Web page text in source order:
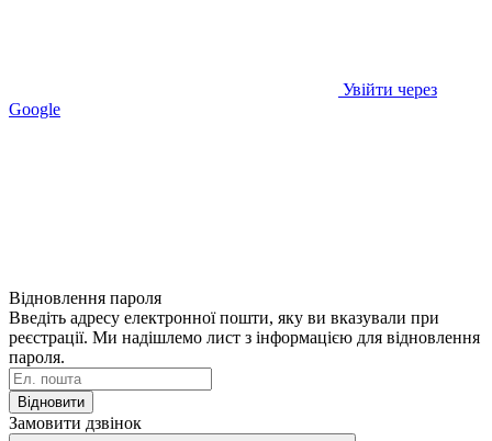
Увійти через
Google
Відновлення пароля
Введіть адресу електронної пошти, яку ви вказували при
реєстрації. Ми надішлемо лист з інформацією для відновлення
пароля.
Відновити
Замовити дзвінок